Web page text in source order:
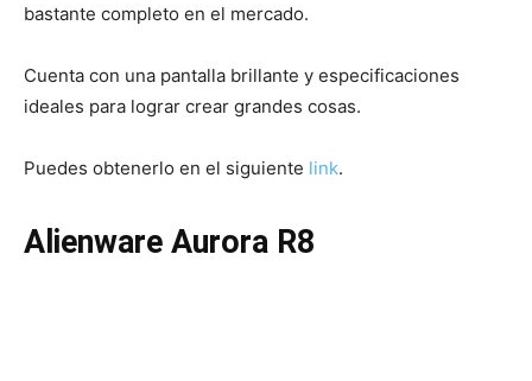
bastante completo en el mercado.
Cuenta con una pantalla brillante y especificaciones
ideales para lograr crear grandes cosas.
Puedes obtenerlo en el siguiente link.
Alienware Aurora R8